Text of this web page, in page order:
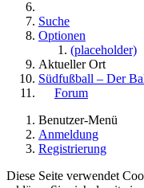
Suche
Optionen
(placeholder)
Aktueller Ort
Südfußball – Der
Forum
Benutzer-Menü
Anmeldung
Registrierung
Diese Seite verwendet